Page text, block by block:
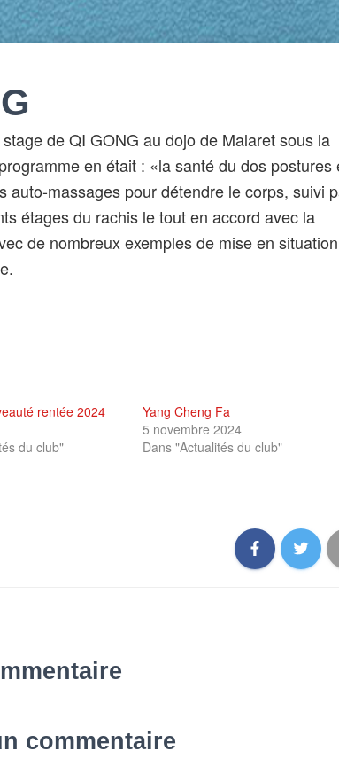
de QI GONG au dojo de Malaret sous la
en était : «la santé du dos postures
auto-massages pour détendre le corps, suivi
étages du rachis le tout en accord avec la
de nombreux exemples de mise en situation
rentée 2024
du club"
Yang Cheng Fa
5 novembre 2024
Dans "Actualités du club"
commentaire